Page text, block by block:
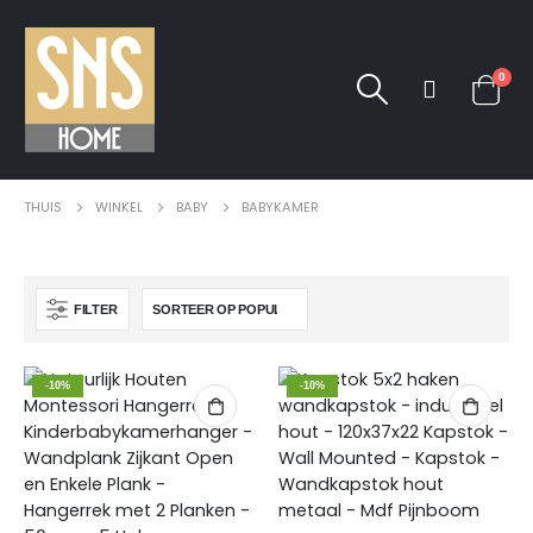
0
THUIS WINKEL BABY BABYKAMER
FILTER
-10% -10%